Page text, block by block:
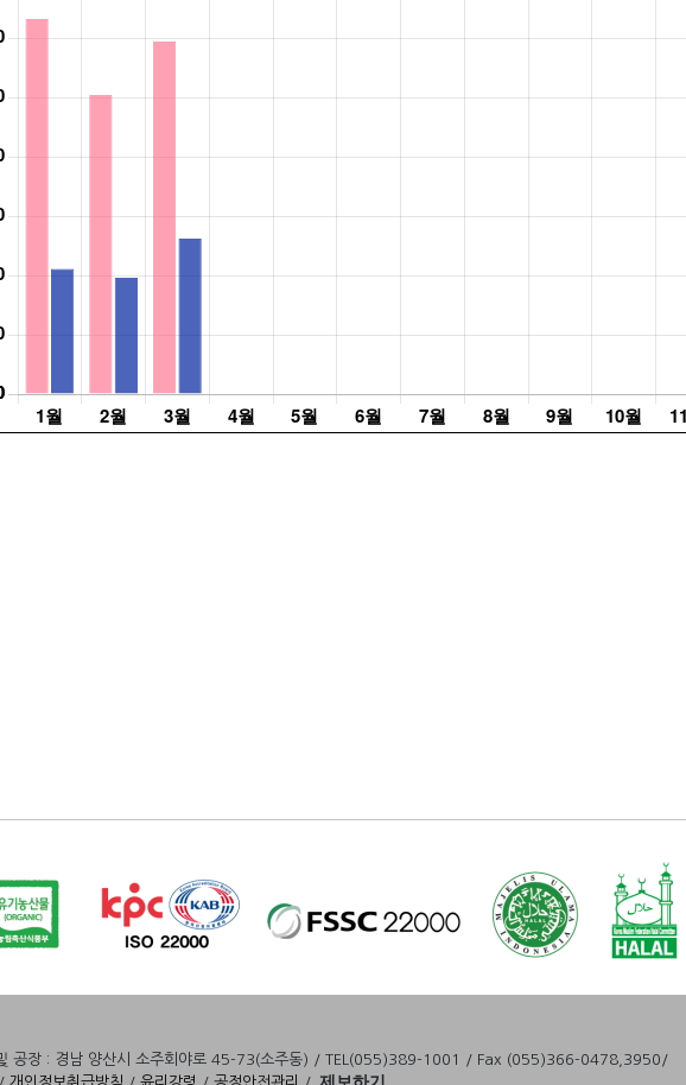
공장 : 경남 양산시 소주회야로 45-73(소주동) / TEL(055)389-1001 / Fax (055)366-0478,3950/